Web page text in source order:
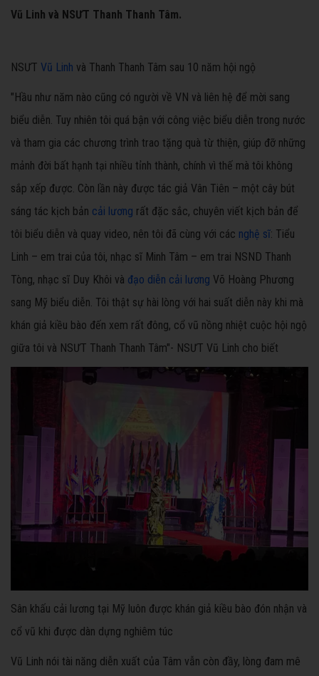
Vũ Linh và NSƯT Thanh Thanh Tâm.
NSƯT Vũ Linh và Thanh Thanh Tâm sau 10 năm hội ngộ
"Hầu như năm nào cũng có người về VN và liên hệ để mời sang
biểu diễn. Tuy nhiên tôi quá bận với công việc biểu diễn trong nước
và tham gia các chương trình trao tặng quà từ thiện, giúp đỡ những
mảnh đời bất hạnh tại nhiều tỉnh thành, chính vì thế mà tôi không
sắp xếp được. Còn lần này được tác giả Vân Tiên – một cây bút
sáng tác kịch bản cải lương rất đặc sắc, chuyên viết kịch bản để
tôi biểu diễn và quay video, nên tôi đã cùng với các nghệ sĩ: Tiểu
Linh – em trai của tôi, nhạc sĩ Minh Tâm – em trai NSND Thanh
Tòng, nhạc sĩ Duy Khôi và đạo diễn cải lương Võ Hoàng Phương
sang Mỹ biểu diễn. Tôi thật sự hài lòng với hai suất diễn này khi mà
khán giả kiều bào đến xem rất đông, cổ vũ nồng nhiệt cuộc hội ngộ
giữa tôi và NSƯT Thanh Thanh Tâm"- NSƯT Vũ Linh cho biết
Sân khấu cải lương tại Mỹ luôn được khán giả kiều bào đón nhận và
cổ vũ khi được dàn dựng nghiêm túc
Vũ Linh nói tài năng diễn xuất của Tâm vẫn còn đầy, lòng đam mê